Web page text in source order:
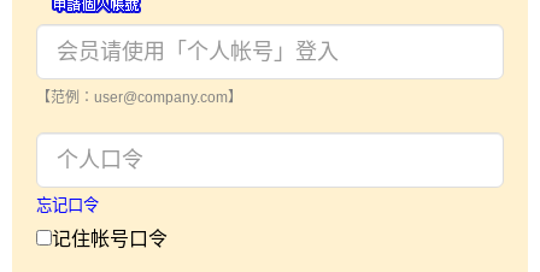
【范例：user@company.com】
忘记口令
记住帐号口令